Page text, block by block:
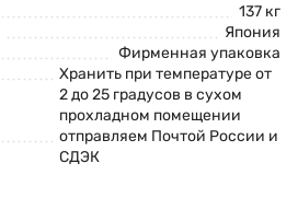
137 кг
Япония
Фирменная упаковка
Хранить при температуре от
2 до 25 градусов в сухом
прохладном помещении
отправляем Почтой России и
СДЭК